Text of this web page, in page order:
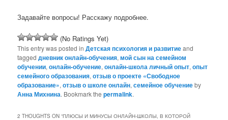
Задавайте вопросы! Расскажу подробнее.
(No Ratings Yet)
This entry was posted inДетская психология и развитиеand
taggedдневник онлайн-обучения,мой сын на семейном
обучении,онлайн-обучение,онлайн-школа личный опыт,опыт
семейного образования,отзыв о проекте «Свободное
образование»,отзыв о школе онлайн,семейное обучениеby
Анна Михнина. Bookmark thepermalink.
2 THOUGHTS ON “ПЛЮСЫ И МИНУСЫ ОНЛАЙН-ШКОЛЫ, В КОТОРОЙ